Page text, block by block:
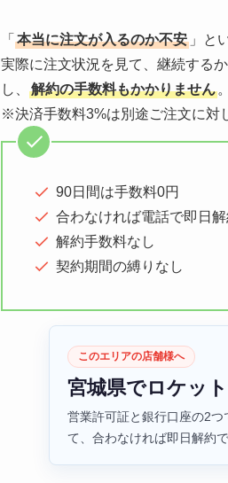
「 本当に注文が入るのか不安 」と
実際に注文状況を見て、継続する
し、
解約の手数料もかかりません
※決済手数料3%は別途ご注文に対
90日間は手数料0円
合わなければ電話で即日解
解約手数料なし
契約期間の縛りなし
このエリアの店舗様へ
宮城県でロケッ
営業許可証と銀行口座の2
て、合わなければ即日解約